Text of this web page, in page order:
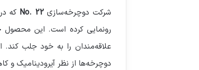
شرکت دوچرخه‌سازیNo. 22 که
رونمایی کرده است. این محصول
علاقه‌مندان را به خود جلب کند.
دوچرخه‌ها از نظر آیرودینامیک